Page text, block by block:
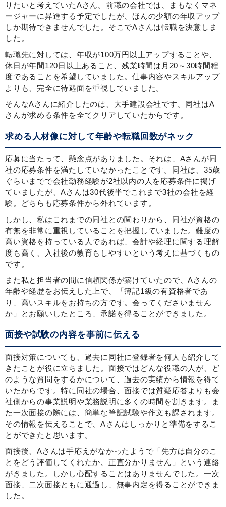
りたいと考えていたAさん。前職の会社では、まもなくマネ
ージャーに昇進する予定でしたが、ほんの少額の年収アップ
しか期待できませんでした。そこでAさんは転職を決意しま
した。
転職先に対しては、年収が100万円以上アップすることや、
休日が年間120日以上あること、残業時間は月20～30時間程
度であることを希望していました。仕事内容やスキルアップ
よりも、完全に待遇面を重視していました。
そんなAさんに紹介したのは、大手建設会社です。同社はA
さんが求める条件を全てクリアしていたからです。
求める人材像に対して年齢や転職回数がネック
応募に当たって、懸念点がありました。それは、Aさんが同
社の応募条件を満たしていなかったことです。同社は、35歳
ぐらいまでで会社勤務経験が2社以内の人を応募条件に掲げ
ていましたが、Aさんは30代後半でこれまで3社の会社を経
験。どちらも応募条件から外れています。
しかし、私はこれまでの同社との関わりから、同社が資格の
有無を非常に重視していることを把握していました。難度の
高い資格を持っている人であれば、会計や経理に関する理解
度も高く、入社後の教育もしやすいという考えに基づくもの
です。
また私と担当者の間に信頼関係が築けていたので、Aさんの
年齢や経歴をお伝えした上で、「簿記1級の有資格者であ
り、高いスキルをお持ちの方です。会ってくださいません
か」とお願いしたところ、承諾を得ることができました。
面接や試験の内容を事前に伝える
面接対策についても、過去に同社に登録者を何人も紹介して
きたことが役に立ちました。面接ではどんな役職の人が、ど
のような質問をするかについて、過去の実績から情報を得て
いたからです。特に同社の場合、面接では質疑応答よりも会
社側からの事業説明や業務説明に多くの時間を割きます。ま
た一次面接の際には、簡単な筆記試験や作文も課されます。
その情報を伝えることで、Aさんはしっかりと準備をするこ
とができたと思います。
面接後、Aさんは手応えがなかったようで「先方は自分のこ
とをどう評価してくれたか、正直分かりません」という連絡
がきました。しかし心配することはありませんでした。一次
面接、二次面接ともに通過し、無事内定を得ることができま
した。